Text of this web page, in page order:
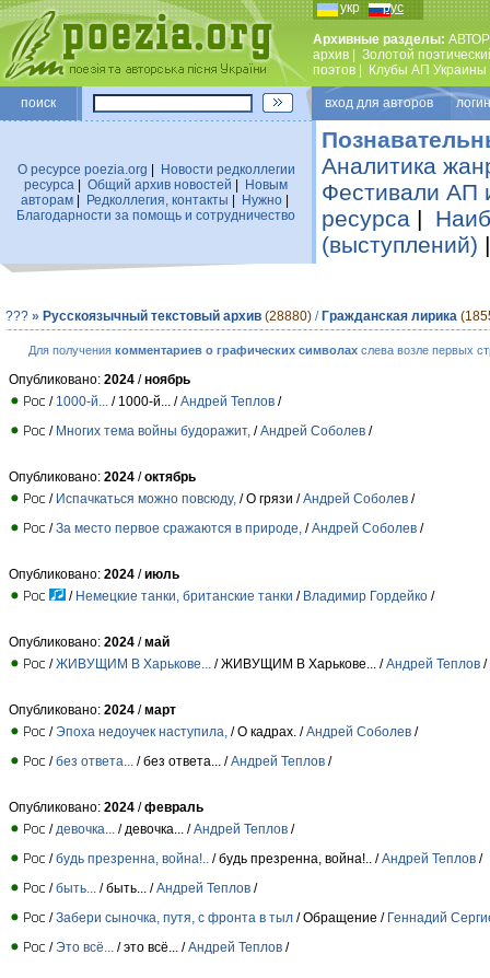
укр рус
Архивные разделы:
архив
Золотой
поэтов
Клубы АП Украины
поиск вход для авторов
О ресурсе poezia.org
Новости редколлегии
ресурса
Общий архив новостей
Новым
авторам| Редколлегия, контакты Нужно|
Благодарности за помощь и сотрудничество
Аналитика
Фестивали АП
ресурса |
(выступлений)
??? » Русскоязычный текстовый архив (28880) / Гражданская лирика
Для получения комментариев о графических символахслева возле первых
Опубликовано: 2024 /ноябрь
/ 1000-й... / 1000-й... /Андрей Теплов /
/ Многих тема войны будоражит, /Андрей Соболев /
Опубликовано: 2024 /октябрь
/ Испачкаться можно повсюду, / О грязи /Андрей Соболев /
/За место первое сражаются в природе, /Андрей Соболев /
Опубликовано: 2024 /июль
/ Немецкие танки, британские танки / Владимир Гордейко /
Опубликовано: 2024 /май
/ЖИВУЩИМ В Харькове... / ЖИВУЩИМ В Харькове... /Андрей Теплов /
Опубликовано: 2024 /март
/Эпоха недоучек наступила, / О кадрах. /Андрей Соболев /
/без ответа... / без ответа... /Андрей Теплов /
Опубликовано: 2024 /февраль
/ девочка... / девочка... /Андрей Теплов /
/будь презренна, война!.. / будь презренна, война!.. /Андрей Теплов /
/быть... / быть... /Андрей Теплов /
/Забери сыночка, путя, с фронта в тыл / Обращение / Геннадий
/Это всё... / это всё... /Андрей Теплов /